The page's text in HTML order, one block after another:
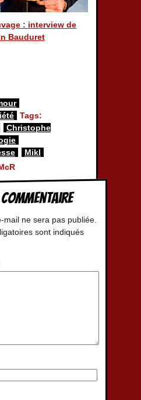
: interview de
Bauduret
Tags:
Christophe
Mikl
mail ne sera pas publiée.
sont indiqués